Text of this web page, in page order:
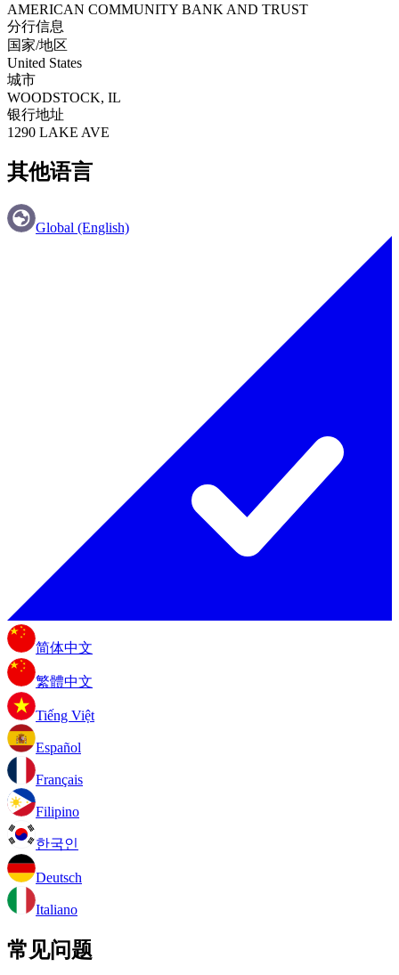
AMERICAN COMMUNITY BANK AND TRUST
分行信息
国家/地区
United States
城市
WOODSTOCK, IL
银行地址
1290 LAKE AVE
其他语言
Global (English)
简体中文
繁體中文
Tiếng Việt
Español
Français
Filipino
한국인
Deutsch
Italiano
常见问题